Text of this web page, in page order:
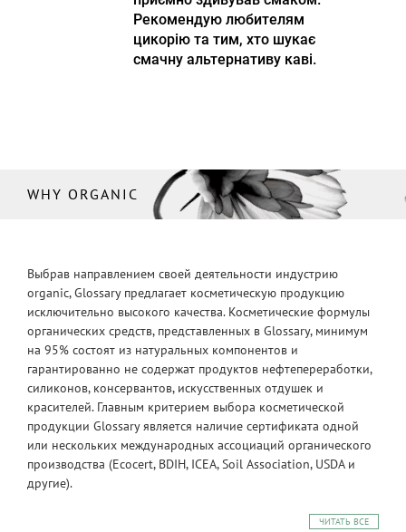
Рекомендую любителям
цикорію та тим, хто шукає
смачну альтернативу каві.
WHY ORGANIC
Выбрав направлением своей деятельности индустрию
organic, Glossary предлагает косметическую продукцию
исключительно высокого качества. Косметические формулы
органических средств, представленных в Glossary, минимум
на 95% состоят из натуральных компонентов и
гарантированно не содержат продуктов нефтепереработки,
силиконов, консервантов, искусственных отдушек и
красителей. Главным критерием выбора косметической
продукции Glossary является наличие сертификата одной
или нескольких международных ассоциаций органического
производства (Ecocert, BDIH, ICEA, Soil Association, USDA и
другие).
ЧИТАТЬ ВСЕ